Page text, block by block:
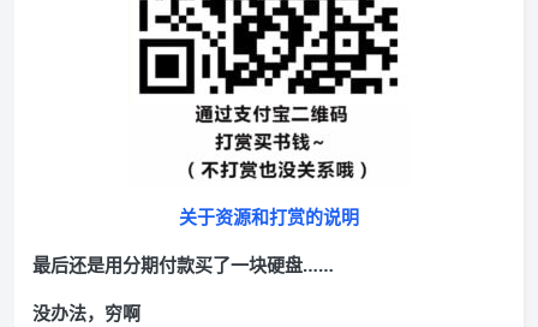
关于资源和打赏的说明
最后还是用分期付款买了一块硬盘……
没办法，穷啊